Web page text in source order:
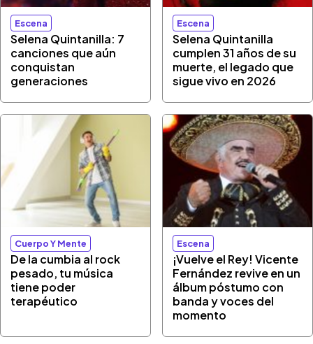
Escena
Selena Quintanilla: 7
canciones que aún
conquistan
generaciones
Escena
Selena Quintanilla
cumplen 31 años de su
muerte, el legado que
sigue vivo en 2026
Cuerpo Y Mente
De la cumbia al rock
pesado, tu música
tiene poder
terapéutico
Escena
¡Vuelve el Rey! Vicente
Fernández revive en un
álbum póstumo con
banda y voces del
momento